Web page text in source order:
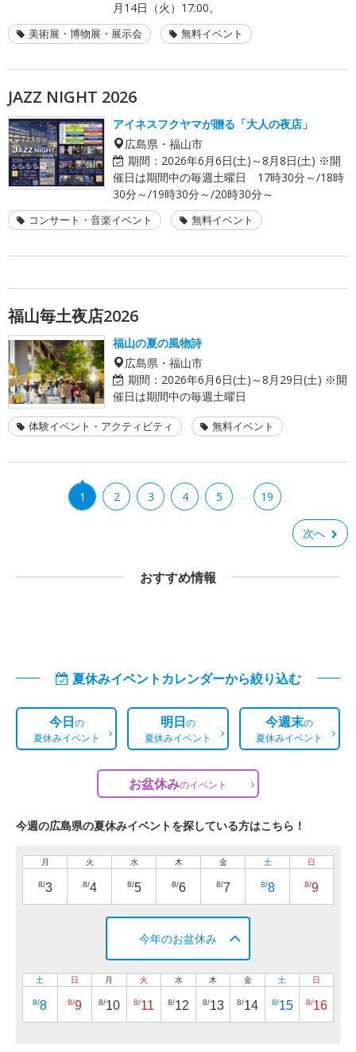
月14日（火）17:00。
美術展・博物展・展示会 無料イベント
JAZZ NIGHT 2026
アイネスフクヤマが贈る「大人の夜店」
広島県・福山市
期間： 2026年6月6日(土)～8月8日(土) ※開
催日は期間中の毎週土曜日 17時30分～/18時
30分～/19時30分～/20時30分～
コンサート・音楽イベント 無料イベント
福山毎土夜店2026
福山の夏の風物詩
広島県・福山市
期間： 2026年6月6日(土)～8月29日(土) ※開
催日は期間中の毎週土曜日
体験イベント・アクティビティ 無料イベント
1 2 3 4 5 … 19
次へ
おすすめ情報
夏休みイベントカレンダーから絞り込む
今日の
夏休みイベント
明日の
夏休みイベント
今週末の
夏休みイベント
お盆休みのイベント
今週の広島県の夏休みイベントを探している方はこちら！
月
8/3
火
8/4
水
8/5
木
8/6
金
8/7
土
8/8
日
8/9
今年のお盆休み
土
8/8
日
8/9
月
8/10
火
8/11
水
8/12
木
8/13
金
8/14
土
8/15
日
8/16